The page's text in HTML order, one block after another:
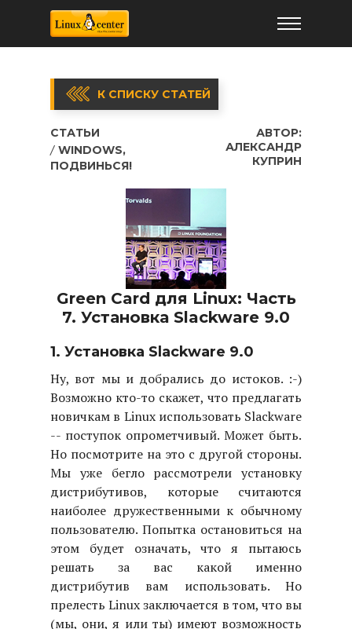
К СПИСКУ СТАТЕЙ
СТАТЬИ
WINDOWS,
ПОДВИНЬСЯ!
АВТОР:
АЛЕКСАНДР
КУПРИН
Green Card для Linux: Часть
7. Установка Slackware 9.0
1. Установка Slackware 9.0
Ну, вот мы и добрались до истоков. :-)
Возможно кто-то скажет, что предлагать
новичкам в Linux использовать Slackware
-- поступок опрометчивый. Может быть.
Но посмотрите на это с другой стороны.
Мы уже бегло рассмотрели установку
дистрибутивов, которые считаются
наиболее дружественными к обычному
пользователю. Попытка остановиться на
этом будет означать, что я пытаюсь
решать за вас какой именно
дистрибутив вам использовать. Но
прелесть Linux заключается в том, что вы
(мы, они, я или ты) имеют возможность